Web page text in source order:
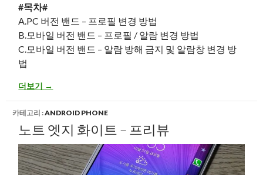
#목차#
A.PC 버전 밴드 – 프로필 변경 방법
B.모바일 버전 밴드 – 프로필 / 알람 변경 방법
C.모바일 버전 밴드 – 알람 방해 금지 및 알람창 변경 방
법
네이버 밴드 – 프로필 변경 및 알람 변경 방법 (추가:방해금지 설정)
더보기 →
카테고리 :ANDROID PHONE
노트 엣지 화이트 – 프리뷰